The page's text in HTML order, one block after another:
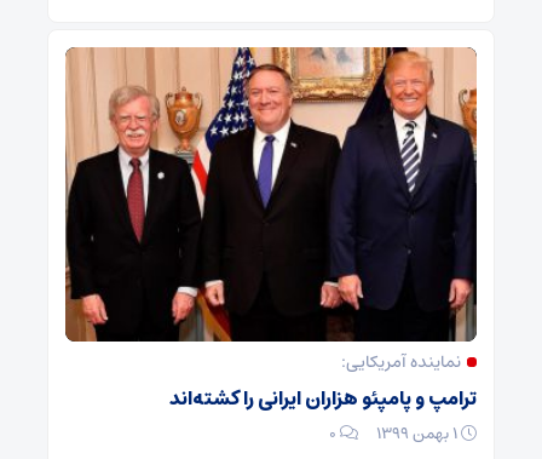
نماینده آمریکایی:
ترامپ و پامپئو هزاران ایرانی را کشته‌اند
۰